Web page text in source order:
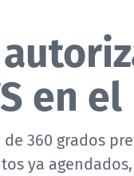
en
360 grados
ya